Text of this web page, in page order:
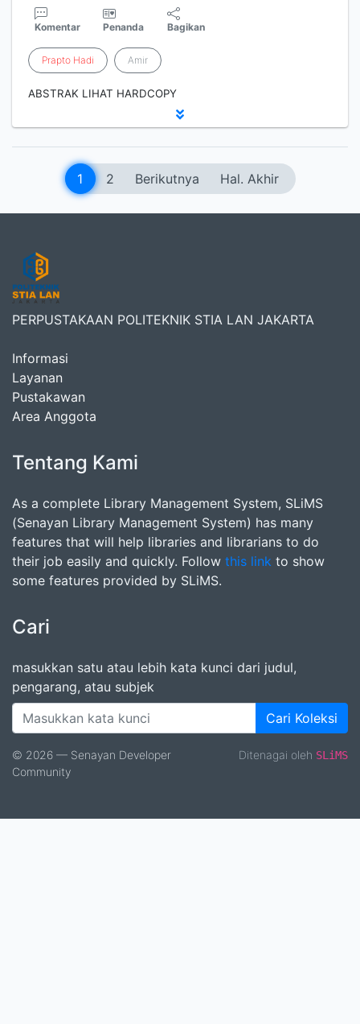
Komentar Penanda Bagikan
Prapto Hadi Amir
ABSTRAK LIHAT HARDCOPY
1 2 Berikutnya Hal. Akhir
PERPUSTAKAAN POLITEKNIK STIA LAN JAKARTA
Informasi
Layanan
Pustakawan
Area Anggota
Tentang Kami
As a complete Library Management System, SLiMS
(Senayan Library Management System) has many
features that will help libraries and librarians to do
their job easily and quickly. Follow this link to show
some features provided by SLiMS.
Cari
masukkan satu atau lebih kata kunci dari judul,
pengarang, atau subjek
Cari Koleksi
© 2026 — Senayan Developer
Community
Ditenagai oleh SLiMS